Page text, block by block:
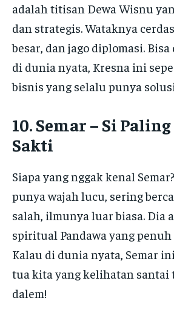
adalah titisan Dewa Wisnu
dan strategis. Wataknya
besar, dan jago diplomasi.
di dunia nyata, Kresna ini
bisnis yang selalu punya
10. Semar – Si
Sakti
Siapa yang nggak kenal
punya wajah lucu, sering
salah, ilmunya luar biasa. Dia
spiritual Pandawa yang
Kalau di dunia nyata, Semar
tua kita yang kelihatan santai
dalem!